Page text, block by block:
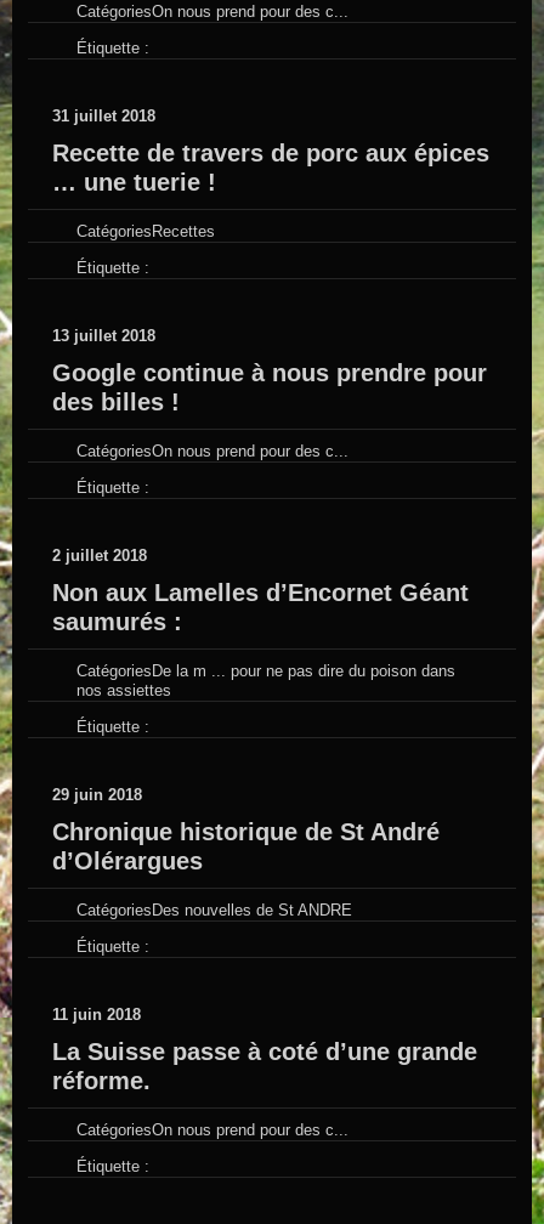
CatégoriesOn nous prend pour des c...
Étiquette :
31 juillet 2018
Recette de travers de porc aux épices
… une tuerie !
CatégoriesRecettes
Étiquette :
13 juillet 2018
Google continue à nous prendre pour
des billes !
CatégoriesOn nous prend pour des c...
Étiquette :
2 juillet 2018
Non aux Lamelles d’Encornet Géant
saumurés :
Catégories De la m ... pour ne pas dire du poison dans
nos assiettes
Étiquette :
29 juin 2018
Chronique historique de St André
d’Olérargues
Catégories Des nouvelles de St ANDRE
Étiquette :
11 juin 2018
La Suisse passe à coté d’une grande
réforme.
CatégoriesOn nous prend pour des c...
Étiquette :